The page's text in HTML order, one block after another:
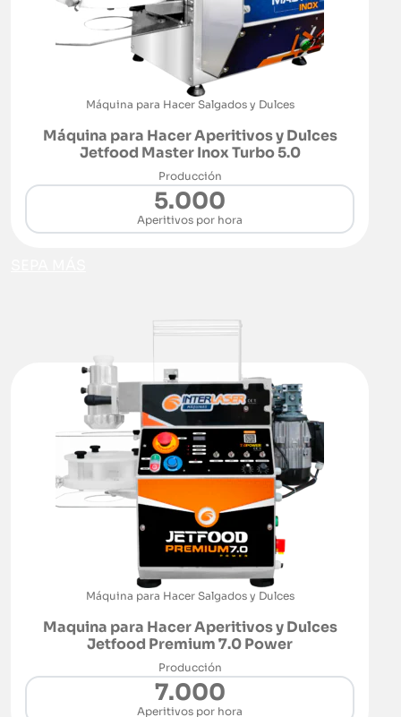
Máquina para Hacer Salgados y Dulces
Máquina para Hacer Aperitivos y Dulces
Jetfood Master Inox Turbo 5.0
Producción
5.000
Aperitivos por hora
Máquina para Hacer Salgados y Dulces
Maquina para Hacer Aperitivos y Dulces
Jetfood Premium 7.0 Power
Producción
7.000
Aperitivos por hora